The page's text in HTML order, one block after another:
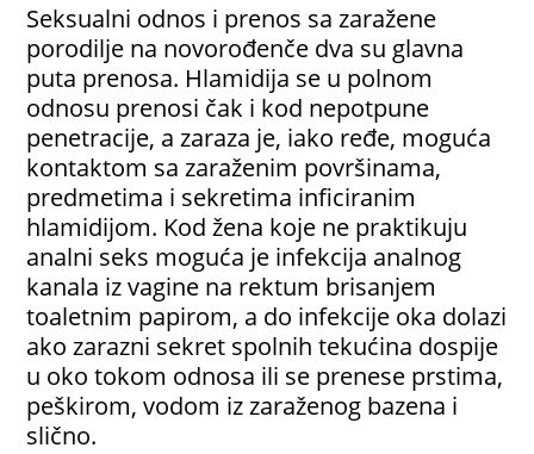
Seksualni odnos i prenos sa zaražene
porodilje na novorođenče dva su glavna
puta prenosa. Hlamidija se u polnom
odnosu prenosi čak i kod nepotpune
penetracije, a zaraza je, iako ređe, moguća
kontaktom sa zaraženim površinama,
predmetima i sekretima inficiranim
hlamidijom. Kod žena koje ne praktikuju
analni seks moguća je infekcija analnog
kanala iz vagine na rektum brisanjem
toaletnim papirom, a do infekcije oka dolazi
ako zarazni sekret spolnih tekućina dospije
u oko tokom odnosa ili se prenese prstima,
peškirom, vodom iz zaraženog bazena i
slično.